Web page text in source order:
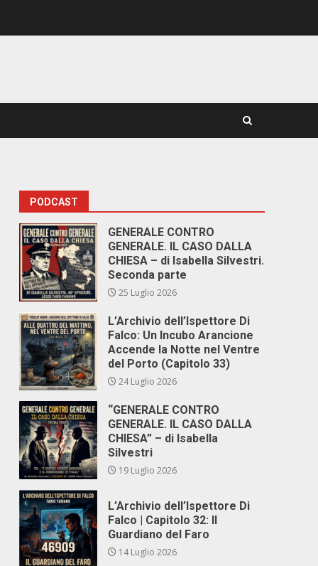
PODCAST
GENERALE CONTRO
GENERALE. IL CASO DALLA
CHIESA – di Isabella Silvestri.
Seconda parte
25 Luglio 2026
L’Archivio dell’Ispettore Di
Falco: Un Incubo Arancione
Accende la Notte nel Ventre
del Porto (Capitolo 33)
24 Luglio 2026
“GENERALE CONTRO
GENERALE. IL CASO DALLA
CHIESA” – di Isabella
Silvestri
19 Luglio 2026
L’Archivio dell’Ispettore Di
Falco | Capitolo 32: Il
Guardiano del Faro
14 Luglio 2026